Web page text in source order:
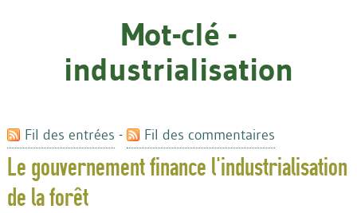
Mot-clé -
industrialisation
Fil des entrées - Fil des commentaires
Le gouvernement finance l'industrialisation
de la forêt